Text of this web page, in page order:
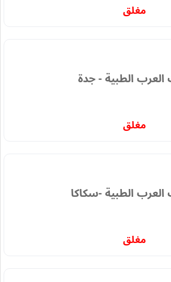
مغلق
الطبية - جدة
مغلق
الطبية -سكاكا
مغلق